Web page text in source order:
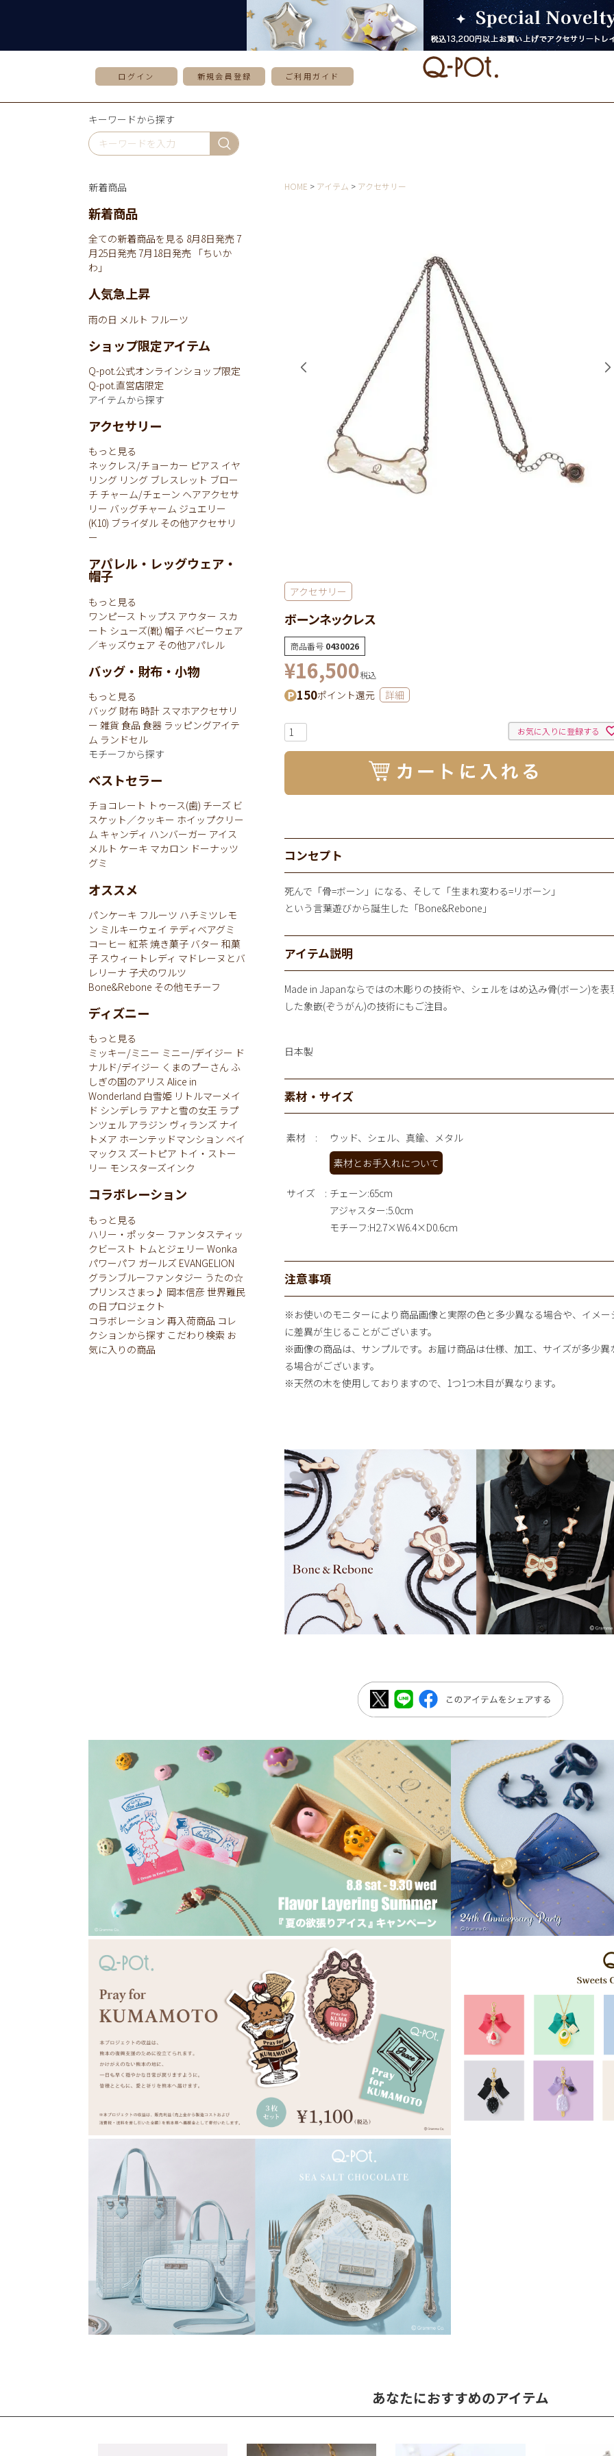
ログイン 新規会員登録 ご利用ガイド
キーワードから探す
HOME アイテム アクセサリー
アクセサリー
ボーンネックレス
商品番号 0430026
¥16,500税込
150ポイント還元 詳細
お気に入りに登録する
コンセプト
死んで「骨=ボーン」になる、そして「生まれ変わる=リボーン」
という言葉遊びから誕生した「Bone&Rebone」
アイテム説明
Made in Japanならではの木彫りの技術や、シェルをはめ込み骨(ボーン)を表
した象嵌(ぞうがん)の技術にもご注目。
日本製
素材・サイズ
素材
ウッド、シェル、真鍮、メタル
素材とお手入れについて
サイズ
チェーン:65cm
アジャスター:5.0cm
モチーフ:H2.7×W6.4×D0.6cm
注意事項
※お使いのモニターにより商品画像と実際の色と多少異なる場合や、イメー
に差異が生じることがございます。
※画像の商品は、サンプルです。お届け商品は仕様、加工、サイズが多少異
る場合がございます。
※天然の木を使用しておりますので、1つ1つ木目が異なります。
新着商品
新着商品
全ての新着商品を見る 8月8日発売7
月25日発売7月18日発売 「ちいか
わ」
人気急上昇
雨の日 メルト フルーツ
ショップ限定アイテム
Q-pot.公式オンラインショップ限定
Q-pot.直営店限定
アイテムから探す
アクセサリー
もっと見る
ネックレス/チョーカー ピアス イヤ
リング リング ブレスレット ブロー
チ チャーム/チェーン ヘアアクセサ
リー バッグチャーム ジュエリー
(K10) ブライダル その他アクセサリ
ー
アパレル・レッグウェア・
帽子
もっと見る
ワンピース トップス アウター スカ
ート シューズ(靴) 帽子 ベビーウェア
／キッズウェア その他アパレル
バッグ・財布・小物
もっと見る
バッグ 財布 時計 スマホアクセサリ
ー 雑貨 食品 食器 ラッピングアイテ
ム ランドセル
モチーフから探す
ベストセラー
チョコレート トゥース(歯) チーズ ビ
スケット／クッキー ホイップクリー
ム キャンディ ハンバーガー アイス
メルト ケーキ マカロン ドーナッツ
グミ
オススメ
パンケーキ フルーツ ハチミツレモ
ン ミルキーウェイ テディベアグミ
コーヒー 紅茶焼き菓子 バター 和菓
子 スウィートレディ マドレーヌとバ
レリーナ 子犬のワルツ
Bone&Rebone その他モチーフ
ディズニー
もっと見る
ミッキー/ミニー ミニー/デイジー ド
ナルド/デイジー くまのプーさん ふ
しぎの国のアリス Alice in
Wonderland 白雪姫 リトルマーメイ
ド シンデレラ アナと雪の女王 ラプ
ンツェル アラジン ヴィランズ ナイ
トメア ホーンテッドマンション ベイ
マックス ズートピア トイ・ストー
リー モンスターズインク
コラボレーション
もっと見る
ハリー・ポッター ファンタスティッ
クビースト トムとジェリー Wonka
パワーパフ ガールズ EVANGELION
グランブルーファンタジー うたの☆
プリンスさまっ♪ 岡本信彦世界難民
の日プロジェクト
コラボレーション 再入荷商品 コレ
クションから探す こだわり検索 お
気に入りの商品
あなたにおすすめのアイテム